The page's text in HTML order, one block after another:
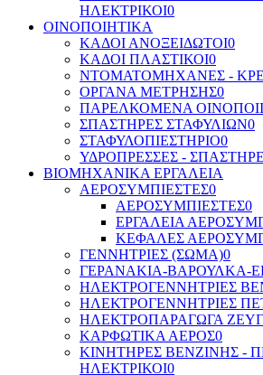
ΗΛΕΚΤΡΙΚΟΙ0
ΟΙΝΟΠΟΙΗΤΙΚΑ
ΚΑΔΟΙ ΑΝΟΞΕΙΔΩΤΟΙ0
ΚΑΔΟΙ ΠΛΑΣΤΙΚΟΙ0
ΝΤΟΜΑΤΟΜΗΧΑΝΕΣ -
ΟΡΓΑΝΑ ΜΕΤΡΗΣΗΣ0
ΠΑΡΕΛΚΟΜΕΝΑ
ΣΠΑΣΤΗΡΕΣ ΣΤΑΦΥΛΙΩΝ0
ΣΤΑΦΥΛΟΠΙΕΣΤΗΡΙΟ0
ΥΔΡΟΠΡΕΣΣΕΣ -
ΒΙΟΜΗΧΑΝΙΚΑ ΕΡΓΑΛΕΙΑ
ΑΕΡΟΣΥΜΠΙΕΣΤΕΣ0
ΑΕΡΟΣΥΜΠΙΕΣΤΕΣ0
ΕΡΓΑΛΕΙΑ
ΚΕΦΑΛΕΣ
ΓΕΝΝΗΤΡΙΕΣ (ΣΩΜΑ)0
ΓΕΡΑΝΑΚΙΑ-ΒΑΡΟΥΛΚΑ-
ΗΛΕΚΤΡΟΓΕΝΝΗΤΡΙΕΣ
ΗΛΕΚΤΡΟΓΕΝΝΗΤΡΙΕΣ
ΗΛΕΚΤΡΟΠΑΡΑΓΩΓΑ
ΚΑΡΦΩΤΙΚΑ ΑΕΡΟΣ0
ΚΙΝΗΤΗΡΕΣ ΒΕΝΖΙΝΗΣ -
ΗΛΕΚΤΡΙΚΟΙ0